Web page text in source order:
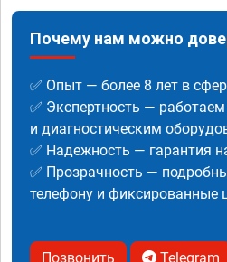
Почему нам можно
✅ Опыт — более 8 лет в
✅ Экспертность —
и диагностическим
✅ Надежность — гарантия
✅ Прозрачность —
телефону и фиксированные
Позвонить Telegram